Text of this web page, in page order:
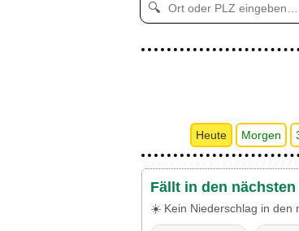
🔍
Heute Morgen
Fällt in den
☀️ Kein Niederschlag in den